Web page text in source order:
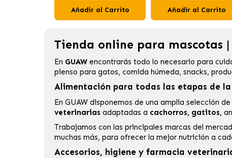
Añadir al Carrito Añadir al Carrito
Tienda online para mascotas
En GUAW encontrarás todo lo necesario para
pienso para gatos, comida húmeda, snacks,
Alimentación para todas las etapas de
En GUAW disponemos de una amplia selección de
veterinarias adaptadas a cachorros, gatitos,
Trabajamos con las principales marcas del
muchas más, para ofrecer la mejor nutrición a
Accesorios, higiene y farmacia